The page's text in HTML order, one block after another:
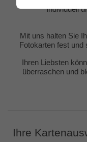
individuell
Mit uns halten Sie
Fotokarten fest und
Ihren Liebsten
überraschen und
Ihre